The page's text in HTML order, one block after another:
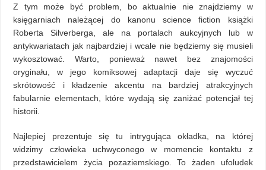
Z tym może być problem, bo aktualnie nie znajdziemy w
księgarniach należącej do kanonu science fiction książki
Roberta Silverberga, ale na portalach aukcyjnych lub w
antykwariatach jak najbardziej i wcale nie będziemy się musieli
wykosztować. Warto, ponieważ nawet bez znajomości
oryginału, w jego komiksowej adaptacji daje się wyczuć
skrótowość i kładzenie akcentu na bardziej atrakcyjnych
fabularnie elementach, które wydają się zaniżać potencjał tej
historii.
Najlepiej prezentuje się tu intrygująca okładka, na której
widzimy człowieka uchwyconego w momencie kontaktu z
przedstawicielem życia pozaziemskiego. To żaden ufoludek